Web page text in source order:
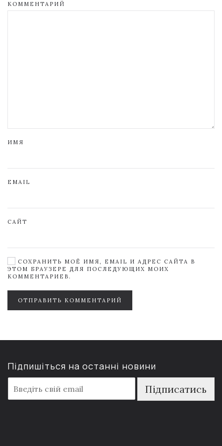
КОММЕНТАРИЙ
ИМЯ
EMAIL
САЙТ
СОХРАНИТЬ МОЁ ИМЯ, EMAIL И АДРЕС САЙТА В
ЭТОМ БРАУЗЕРЕ ДЛЯ ПОСЛЕДУЮЩИХ МОИХ
КОММЕНТАРИЕВ.
ОТПРАВИТЬ КОММЕНТАРИЙ
Підпишіться на останні новини
m
a
Підписатись